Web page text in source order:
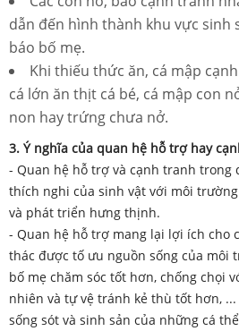
dẫn đến hình thành khu vực sinh
báo bố mẹ.
Khi thiếu thức ăn, cá mập
cá lớn ăn thịt cá bé, cá mập con
non hay trứng chưa nở.
3. Ý nghĩa của quan hệ hỗ trợ hay
- Quan hệ hỗ trợ và cạnh tranh trong
thích nghi của sinh vật với môi
và phát triển hưng thịnh.
- Quan hệ hỗ trợ mang lại lợi ích cho
thác được tố ưu nguồn sống của môi
bố mẹ chăm sóc tốt hơn, chống chọi
nhiên và tự vệ tránh kẻ thù tốt hơn,
sống sót và sinh sản của những cá